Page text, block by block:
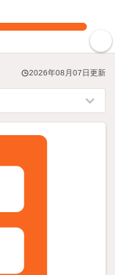
2026年08月07日更新